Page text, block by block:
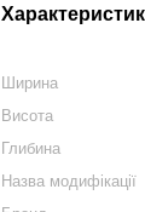
Ширина
Висота
Глибина
Назва модифікації